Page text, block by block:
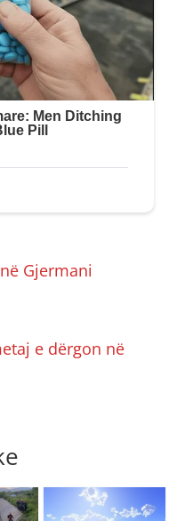
Gjermani
e dërgon në